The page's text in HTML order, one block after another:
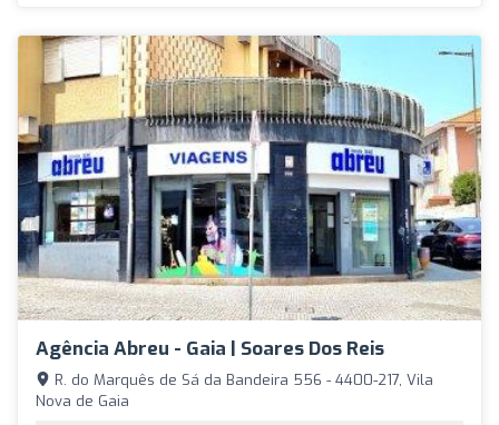
Agência Abreu - Gaia | Soares Dos Reis
R. do Marquês de Sá da Bandeira 556 - 4400-217, Vila
Nova de Gaia